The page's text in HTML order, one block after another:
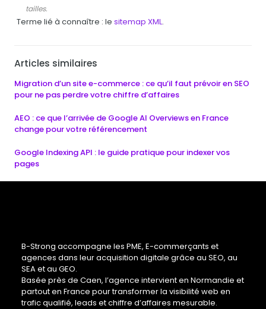
tailles.
Terme lié à connaître : le sitemap XML.
Articles similaires
Migration d’un site e-commerce : ce qu’il faut prévoir en SEO
pour ne pas perdre votre chiffre d’affaires
AEO : ce que l’arrivée de Google AI Overviews en France
change pour votre référencement
Google Indexing API : le guide pratique pour indexer vos
pages
B-Strong accompagne les PME, E-commerçants et
agences dans leur acquisition digitale grâce au SEO, au
SEA et au GEO.
Basée près de Caen, l’agence intervient en Normandie et
partout en France pour transformer la visibilité web en
trafic qualifié, leads et chiffre d’affaires mesurable.